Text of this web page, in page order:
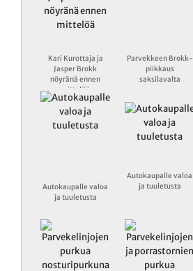
Kari Kurottaja ja
Jasper Brokk
nöyränä ennen
mittelöä
Parvekkeen Brokk-
piikkaus
saksilavalta
Autokaupalle valoa
ja tuuletusta
Autokaupalle valoa
ja tuuletusta